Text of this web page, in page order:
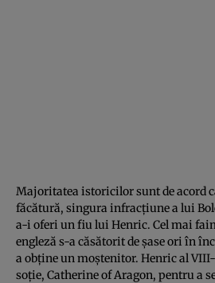
Majoritatea istoricilor sunt de acord
făcătură, singura infracțiune a lui
a-i oferi un fiu lui Henric. Cel mai
engleză s-a căsătorit de șase ori în
a obține un moștenitor. Henric al
soție, Catherine of Aragon, pentru a